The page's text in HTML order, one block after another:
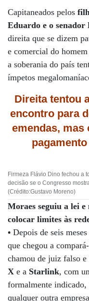
Capitaneados pelos
Eduardo e o senador
direita que se dizem
e comercial do
a soberania do país
ímpetos
Direita tentou
encontro para
emendas,
Firmeza Flávio Dino fechou a
decisão se o Congresso
(Crédito:Gustavo Moreno)
Moraes seguiu a lei
colocar limites às
• Depois de seis
que chegou a
chamou de juiz falso
X e a Starlink, com
formalmente indicado,
qualquer outra